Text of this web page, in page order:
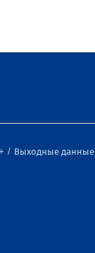
Выходные данные